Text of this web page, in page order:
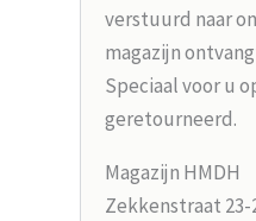
verstuurd naar
magazijn
Speciaal voor u
geretourneerd.
Magazijn HMDH
Zekkenstraat 23-